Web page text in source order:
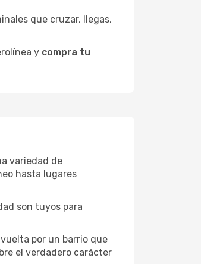
que cruzar, llegas,
y compra tu
variedad de
hasta lugares
son tuyos para
por un barrio que
el verdadero carácter